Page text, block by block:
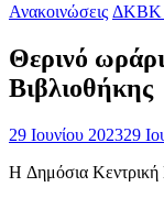
Ανακοινώσεις ΔΚΒΚ
Θερινό
Βιβλιοθήκης
29 Ιουνίου 202329
H Δημόσια Κεντρική